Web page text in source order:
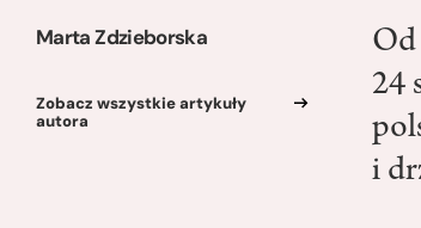
Marta Zdzieborska
Zobacz wszystkie artykuły
autora
Od
24
i